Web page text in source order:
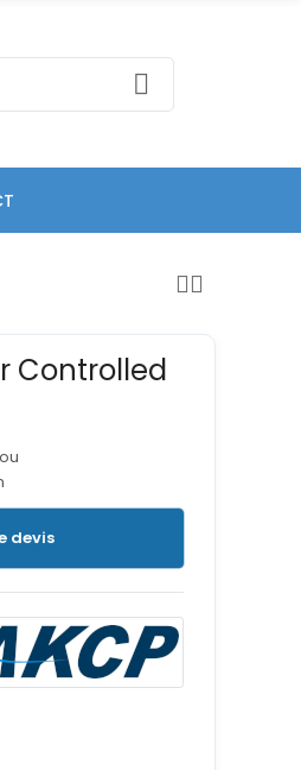
Controlled
devis